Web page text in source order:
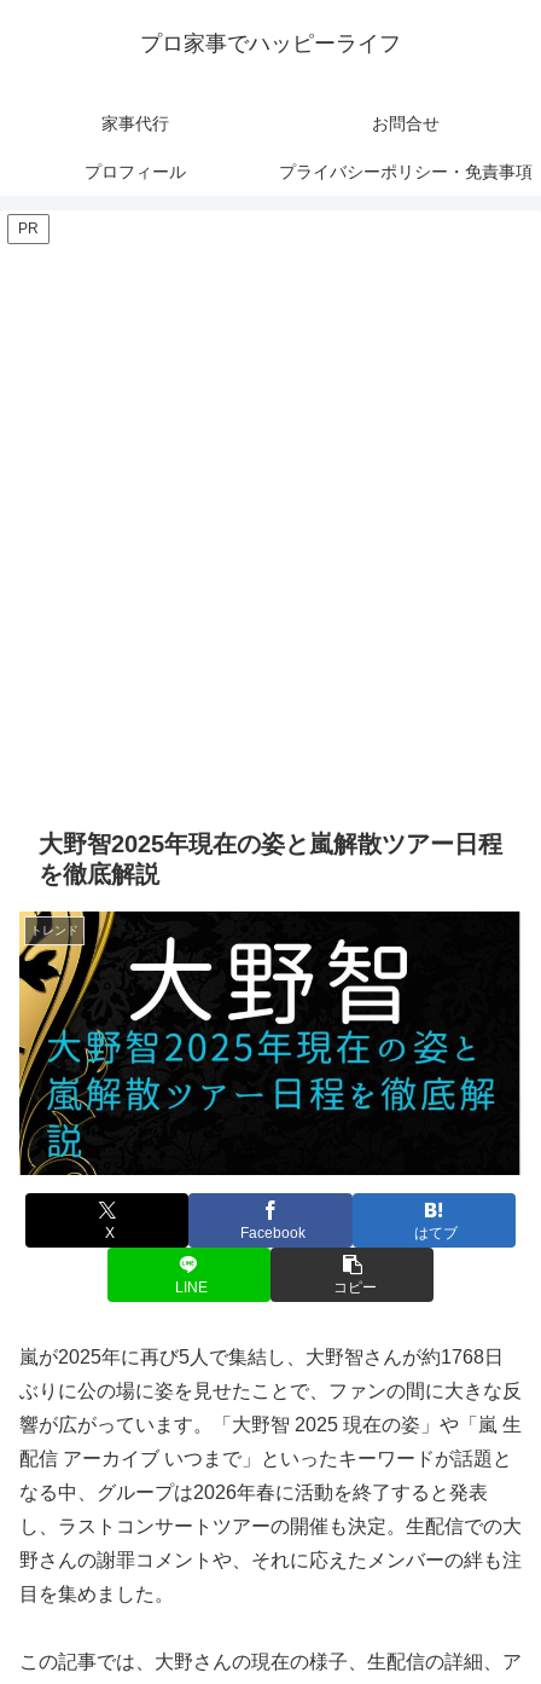
プロ家事でハッピーライフ
家事代行 お問合せ
プロフィール プライバシーポリシー・免責事項
PR
大野智2025年現在の姿と嵐解散ツアー日程
を徹底解説
トレンド
X Facebook はてブ
LINE コピー
嵐が2025年に再び5人で集結し、大野智さんが約1768日
ぶりに公の場に姿を見せたことで、ファンの間に大きな反
響が広がっています。「大野智 2025 現在の姿」や「嵐 生
配信 アーカイブ いつまで」といったキーワードが話題と
なる中、グループは2026年春に活動を終了すると発表
し、ラストコンサートツアーの開催も決定。生配信での大
野さんの謝罪コメントや、それに応えたメンバーの絆も注
目を集めました。
この記事では、大野さんの現在の様子、生配信の詳細、ア